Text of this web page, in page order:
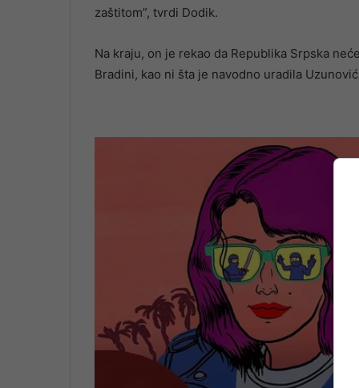
zaštitom”, tvrdi Dodik.
Na kraju, on je rekao da Republika Srpska
Bradini, kao ni šta je navodno uradila